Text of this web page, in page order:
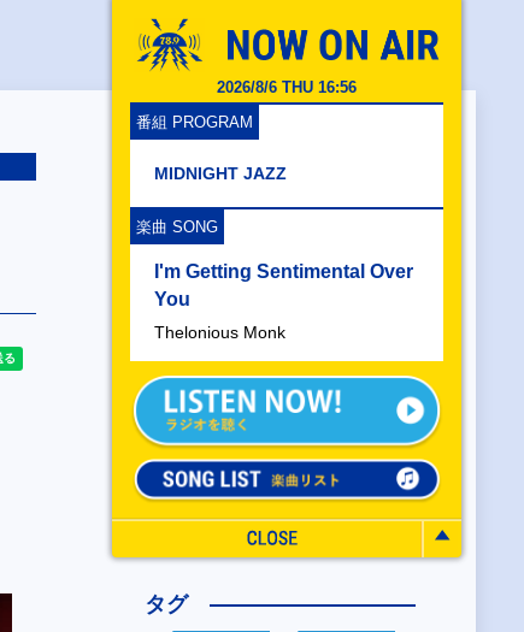
2026/8/6 THU 16:56
番組 PROGRAM
MIDNIGHT JAZZ
楽曲 SONG
I'm Getting Sentimental Over
You
Thelonious Monk
タグ